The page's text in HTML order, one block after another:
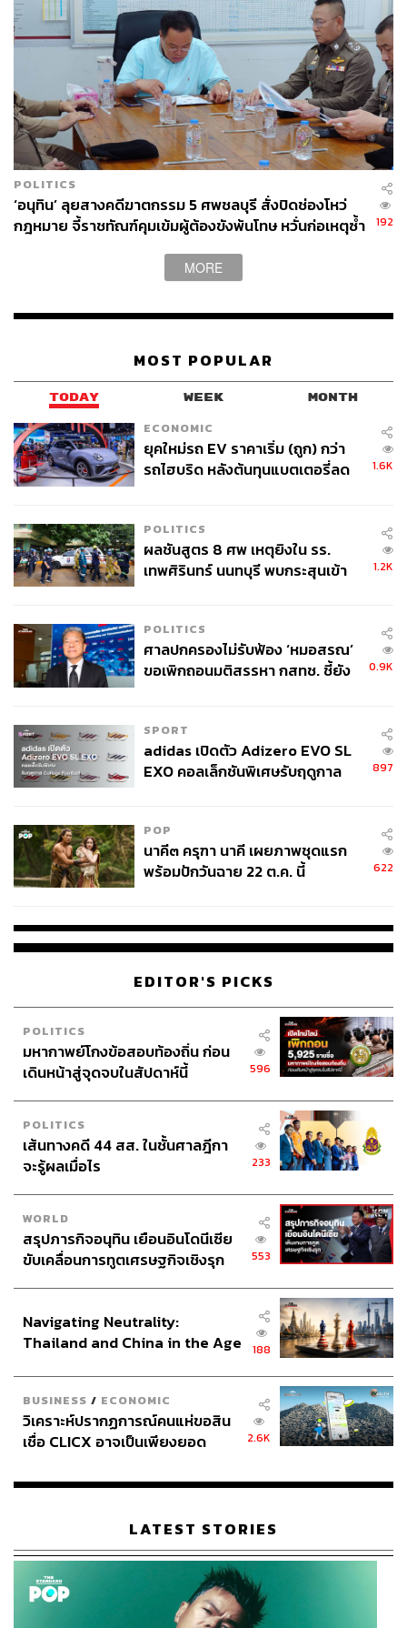
ตั้งแต่ช่วงต้นของความขัดแย้งว่า ยุโรปในฐานะผู้บริโภคหลัก
ด้านพลังงานจากรัสเซียและมีลักษณะที่ยังคงต้องพึ่งพาสิ่งนี้
จากรัสเซียอยู่ ประเทศเหล่านี้ไม่สามารถปรับเปลี่ยน
พฤติกรรมการบริโภคดังกล่าวและหันมาใช้พลังงานทาง
เลือกอื่นๆ ได้เพียงชั่วข้ามคืน แม้ยุโรปโดยรวมอาจคว่ำบาตร
รัสเซีย แต่คงไม่สามารถทำได้ตลอดไป
โดยเราจะสังเกตได้ว่า กลุ่มประเทศสหภาพยุโรปบางประเทศ
เริ่มมีท่าทีที่อ่อนลงต่อรัสเซีย โดยเฉพาะฮังการีที่มีท่าทีไม่ต่อ
ต้านรัสเซียและมีจุดยืนว่า ไม่ว่าอย่างไรฮังการีก็ยังคงต้อง
สโลวาเกียก็เป็นอีกประเทศที่ออกมาประกาศว่า การให้การ
สนับสนุนยูเครนและการคว่ำบาตรการนำเข้าพลังงานจาก
รัสเซียจะไม่ได้ช่วยแก้ปัญหาที่กำลังเกิดขึ้นในยูเครน
ขณะที่สหรัฐอเมริกา ผู้เป็นโต้โผใหญ่ในเรื่องนี้ก็เริ่มมีปัญหา
เริ่มใกล้หมดวาระ คะแนนนิยมในตัวเขากำลังตกต่ำลงอย่าง
ฝ่ายนิติบัญญัติให้อนุมัติแพ็กเกจส่งมอบความช่วยเหลือมูลค่า
5.4 หมื่นล้านดอลลาร์สหรัฐได้ พลเมืองชาวอเมริกันคงจะตั้ง
คำถามและส่งเสียงบอกผู้แทนของตนว่า ภาษีของพวกเขาจะ
ปีกว่าก็ช่วยไปเยอะมากแล้ว แต่ยูเครนก็ยังหยุดรัสเซียไม่ได้ ก็
ไม่รู้ว่าจะต้องจ่ายอะไรแพงๆ แบบนี้ไปอีกนานเท่าไร
ด้านสถานการณ์การสู้รบในแนวหน้าของสงครามรัสเซีย-
ยูเครน หากมองย้อนกลับไปในช่วงปลายปีที่แล้ว ทางฝ่าย
ถอนกำลังไป ในขณะเดียวกันยูเครนก็ได้ใจและเติมกำลังหนุน
เข้ามา ฝ่ายรัสเซียเองจึงใช้ทหารวากเนอร์เข้ามาจัดการใน
สมรภูมิดังกล่าว ซึ่งวากเนอร์ได้นักโทษอาสามาเติมกำลัง
รบครบ 6 เดือนได้อภัยโทษทันที บวกกับวากเนอร์ต้องการ
สร้างชื่อให้เป็นที่ประจักษ์จึงมีความจำเป็นต้องใช้ยุทโธปกรณ์
มากกว่าที่กระทรวงกลาโหมรัสเซียจัดให้ จนนำไปสู่ความขัด
แย้งกับกระทรวงกลาโหม และเกิดเป็นกรณีกบฏวากเนอร์ใน
ที่สุด
อย่างไรก็ตาม หลักๆ แล้วรัสเซียใช้ยุทธศาสตร์ ‘กับดักเครื่อง
บดเนื้อ’ โดยเลือกพื้นที่ใดพื้นที่หนึ่งที่เป็นจุดยุทธศาสตร์สำคัญ
แล้วทำเป็นว่าระดมกำลังพลเข้ายึดพื้นที่และตามวิสัยของสื่อ
เมื่อรัสเซียมุ่งไปทางใดก็จะตีข่าวใหญ่ เช่น การรบที่เมืองบัค
มุต (Bakhmut) กลายเป็นจุดสปอตไลต์ ในขณะที่ฝ่ายยูเครนมี
แนวทางการรบแบบ ‘ทีวีโชว์’ คือพยายามเป็นจุดสนใจของสื่อ
ในอีกแง่หนึ่งก็เพื่อพิสูจน์เหล่าประเทศตะวันตกว่า กองทัพ
ยูเครนนั้นมีความสามารถยันกับรัสเซียได้ เพื่อรับความช่วย
เหลือจากตะวันตก แต่ข้อเท็จจริงที่เกิดขึ้นคือ รัสเซียหลอกล่อ
เพื่อตัดทอนกำลังไปเรื่อยๆ และแล้วในภายหลังรัสเซียก็สามา
รถยึดบัคมุตได้อยู่ดี
หลังจากบัคมุต รัสเซียได้มุ่งหน้าไปชาซีฟ ยาร์ (Chasiv Yar) ที่
(Kostyatynivka) จุดนี้เป็นสปอตไลต์อีกจุดที่ยูเครนระดมพลมา
ต่อต้านอย่างหนัก จนถึงขณะนี้รัสเซียก็ยังไม่สามารถยึดจุด
ยุทธศาสตร์นี้ได้ ในขณะที่กองทัพรัสเซียสามารถยึดเมืองมา
รินกา (Marinka) ได้สำเร็จ ซึ่งเมืองนี้จะช่วยให้รัสเซียมีความ
ได้เปรียบในการส่งกำลังบำรุงไปยังแนวรบซาปอริซเซียได้
POLITICS
‘อนุทิน’ ลุยสางคดีฆาตกรรม 5 ศพชลบุรี สั่งปิดช่องโหว่
กฎหมาย จี้ราชทัณฑ์คุมเข้มผู้ต้องขังพ้นโทษ หวั่นก่อเหตุซ้ำ
192
MORE
MOST POPULAR
TODAY WEEK MONTH
ECONOMIC
ยุคใหม่รถ EV ราคาเริ่ม (ถูก) กว่า
รถไฮบริด หลังต้นทุนแบตเตอรี่ลด
1.6K
POLITICS
ผลชันสูตร 8 ศพ เหตุยิงใน รร.
เทพศิรินทร์ นนทบุรี พบกระสุนเข้า
1.2K
POLITICS
ศาลปกครองไม่รับฟ้อง ‘หมอสรณ’
ขอเพิกถอนมติสรรหา กสทช. ชี้ยัง
0.9K
SPORT
adidas เปิดตัว Adizero EVO SL
EXO คอลเล็กชันพิเศษรับฤดูกาล
897
POP
นาคี๓ ครุฑา นาคี เผยภาพชุดแรก
พร้อมปักวันฉาย 22 ต.ค. นี้
622
EDITOR'S PICKS
POLITICS
มหากาพย์โกงข้อสอบท้องถิ่น ก่อน
เดินหน้าสู่จุดจบในสัปดาห์นี้
596
POLITICS
เส้นทางคดี 44 สส. ในชั้นศาลฎีกา
จะรู้ผลเมื่อไร
233
WORLD
สรุปภารกิจอนุทิน เยือนอินโดนีเซีย
ขับเคลื่อนการทูตเศรษฐกิจเชิงรุก
553
Navigating Neutrality:
Thailand and China in the Age
188
BUSINESS / ECONOMIC
วิเคราะห์ปรากฏการณ์คนแห่ขอสิน
เชื่อ CLICX อาจเป็นเพียงยอด
เรือนไทยที่ถูกซุกไว้
2.6K
LATEST STORIES